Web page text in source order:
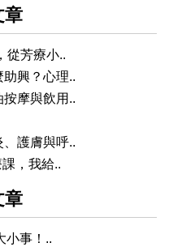
章
從芳療小..
興？心理..
摩與飲用..
護膚與呼..
，我給..
章
小事！..